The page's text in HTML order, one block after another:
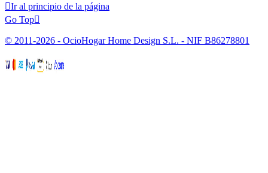
Ir al principio de la página
Go Top
© 2011-2026 - OcioHogar Home Design S.L. - NIF B86278801